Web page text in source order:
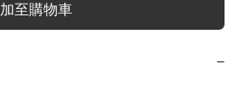
加至購物車
−